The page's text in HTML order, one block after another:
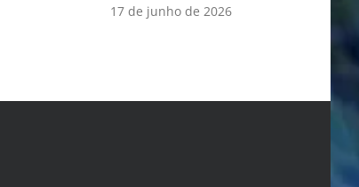
17 de junho de 2026